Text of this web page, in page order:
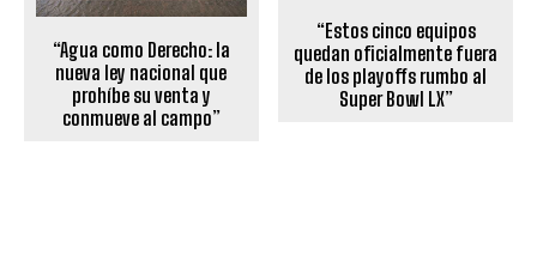
“Agua como Derecho: la
nueva ley nacional que
prohíbe su venta y
conmueve al campo”
“Estos cinco equipos
quedan oficialmente fuera
de los playoffs rumbo al
Super Bowl LX”